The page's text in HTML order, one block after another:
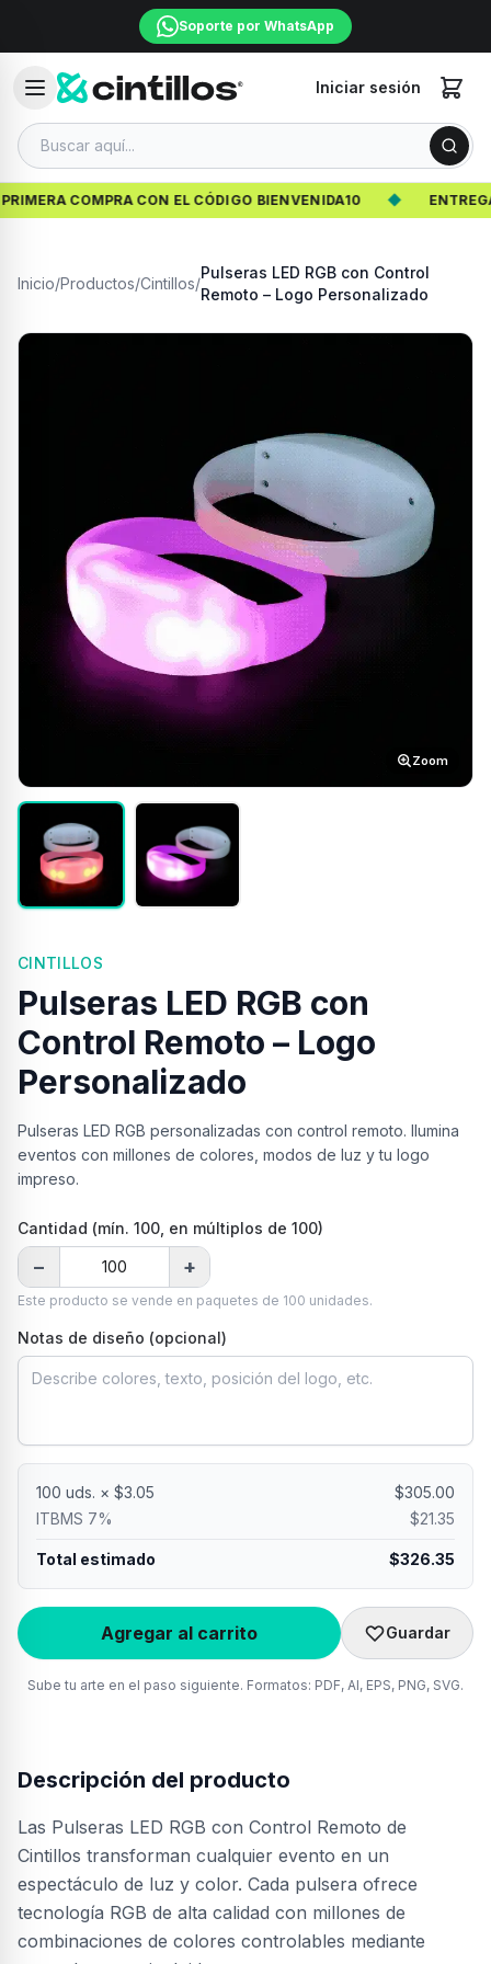
Soporte por WhatsApp
Iniciar sesión
COMPRA CON EL CÓDIGO BIENVENIDA10 ENTREGA
Inicio/Productos/Cintillos/
Pulseras LED RGB con Control
Remoto – Logo Personalizado
Zoom
CINTILLOS
Pulseras LED RGB con
Control Remoto – Logo
Personalizado
Pulseras LED RGB personalizadas con control remoto. Ilumina
eventos con millones de colores, modos de luz y tu logo
impreso.
Cantidad (mín. 100 , en múltiplos de 100)
− +
Este producto se vende en paquetes de 100 unidades.
Notas de diseño (opcional)
100 uds. × $3.05 $305.00
ITBMS 7%
$21.35
Total estimado $326.35
Agregar al carrito Guardar
Sube tu arte en el paso siguiente. Formatos: PDF, AI, EPS, PNG, SVG.
Descripción del producto
Las Pulseras LED RGB con Control Remoto de
Cintillos transforman cualquier evento en un
espectáculo de luz y color. Cada pulsera ofrece
tecnología RGB de alta calidad con millones de
combinaciones de colores controlables mediante